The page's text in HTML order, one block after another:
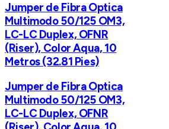
Jumper de Fibra Optica
Multimodo 50/125 OM3,
LC-LC Duplex, OFNR
(Riser), Color Aqua, 10
Metros (32.81 Pies)
Jumper de Fibra Optica
Multimodo 50/125 OM3,
LC-LC Duplex, OFNR